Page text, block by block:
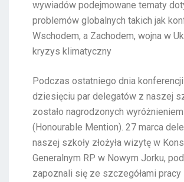
wywiadów podejmowane tematy
problemów globalnych takich jak
Wschodem, a Zachodem, wojna w
kryzys klimatyczny
Podczas ostatniego dnia
dziesięciu par delegatów z naszej
zostało nagrodzonych wyróżnieniem
(Honourable Mention). 27 marca
naszej szkoły złożyła wizytę w
Generalnym RP w Nowym Jorku,
zapoznali się ze szczegółami pracy